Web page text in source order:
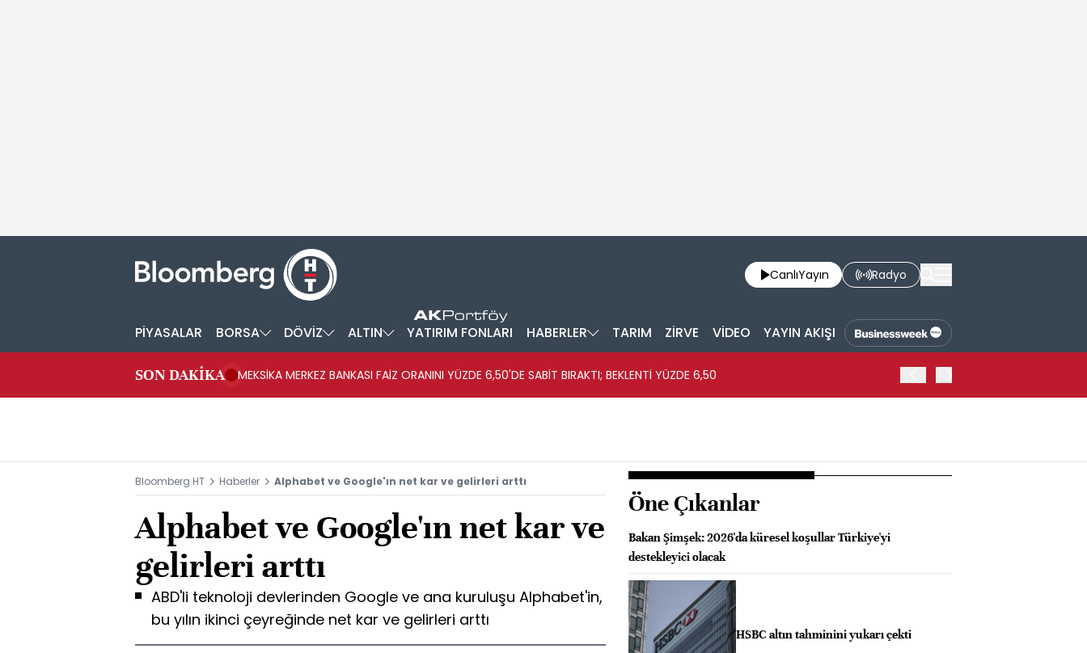
CanlıYayın Radyo
PİYASALAR BORSA DÖVİZ ALTIN YATIRIM FONLARI HABERLER TARIM ZİRVE VİDEO YAYIN AKIŞI
SON DAKİKA MEKSİKA MERKEZ BANKASI FAİZ ORANINI YÜZDE 6,50'DE SABİT BIRAKTI; BEKLENTİ YÜZDE 6,50
Bloomberg HT Haberler Alphabet ve Google'ın net kar ve gelirleri arttı
Alphabet ve Google'ın net kar ve
gelirleri arttı
ABD'li teknoloji devlerinden Google ve ana kuruluşu Alphabet'in,
bu yılın ikinci çeyreğinde net kar ve gelirleri arttı
Öne Çıkanlar
Bakan Şimşek: 2026'da küresel koşullar Türkiye'yi
destekleyici olacak
HSBC altın tahminini yukarı çekti